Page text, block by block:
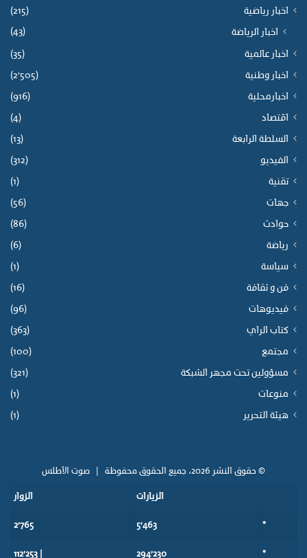
اخبار رياضية (215)
اخبار الرياضة (43)
اخبار عالمية (35)
اخبار وطنية (2٬505)
اخبارمحلية (916)
اقتصاد (4)
السلطة الرابعة (13)
الفيديو (312)
تقنية (1)
جهات (56)
حوادث (86)
رياضة (6)
سياسة (1)
فن و ثقافة (16)
فيديوهات (96)
كتاب الراي (363)
مجتمع (100)
مسؤولين تحت مجهر الشبكة (321)
منوعات (1)
هيئة التحرير (1)
© حقوق النشر 2026، جميع الحقوق محفوظة | صوت الأطلس
الزيارات الزوار
* 5٬463 2٬765
* 294٬230